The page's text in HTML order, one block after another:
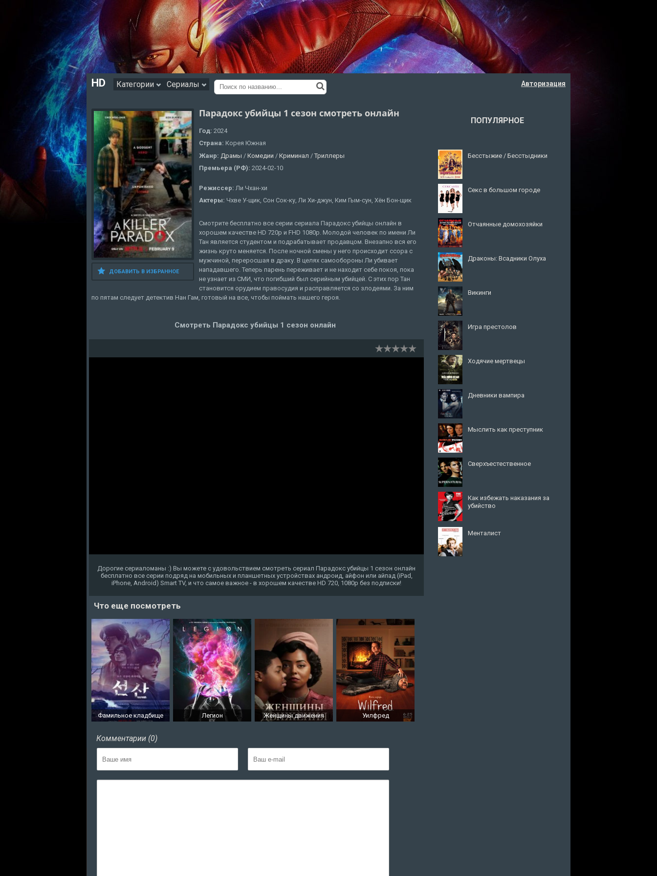
HD Категории Сериалы Авторизация
ДОБАВИТЬ В ИЗБРАННОЕ
Парадокс убийцы 1 сезон смотреть онлайн
Год: 2024
Страна: Корея Южная
Жанр: Драмы / Комедии / Криминал / Триллеры
Премьера (РФ): 2024-02-10
Режиссер: Ли Чхан-хи
Актеры: Чхве У-щик, Сон Сок-ку, Ли Хи-джун, Ким Гым-сун, Хён Бон-щик
Смотрите бесплатно все серии сериала Парадокс убийцы онлайн в
хорошем качестве HD 720p и FHD 1080p. Молодой человек по имени Ли
Тан является студентом и подрабатывает продавцом. Внезапно вся его
жизнь круто меняется. После ночной смены у него происходит ссора с
мужчиной, переросшая в драку. В целях самообороны Ли убивает
нападавшего. Теперь парень переживает и не находит себе покоя, пока
не узнает из СМИ, что погибший был серийным убийцей. С этих пор Тан
становится орудием правосудия и расправляется со злодеями. За ним
по пятам следует детектив Нан Гам, готовый на все, чтобы поймать нашего героя.
Смотреть Парадокс убийцы 1 сезон онлайн
Дорогие сериаломаны :) Вы можете с удовольствием смотреть сериал Парадокс убийцы 1 сезон онлайн
бесплатно все серии подряд на мобильных и планшетных устройствах андроид, айфон или айпад (iPad,
iPhone, Android) Smart TV, и что самое важное - в хорошем качестве HD 720, 1080p без подписки!
Что еще посмотреть
Фамильное кладбище Легион Женщины движения Уилфред
Комментарии (0)
ПОПУЛЯРНОЕ
Бесстыжие / Бесстыдники
Секс в большом городе
Отчаянные домохозяйки
Драконы: Всадники Олуха
Викинги
Игра престолов
Ходячие мертвецы
Дневники вампира
Мыслить как преступник
Сверхъестественное
Как избежать наказания за
убийство
Менталист